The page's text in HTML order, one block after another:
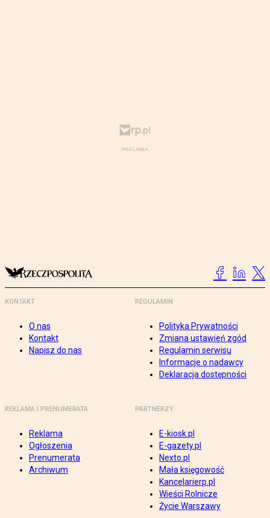
KONTAKT
O nas
Kontakt
Napisz do nas
REGULAMIN
Polityka Prywatności
Zmiana ustawień zgód
Regulamin serwisu
Informacje o nadawcy
Deklaracja dostępności
REKLAMA I PRENUMERATA
Reklama
Ogłoszenia
Prenumerata
Archiwum
PARTNERZY
E-kiosk.pl
E-gazety.pl
Nexto.pl
Mała księgowość
Kancelarierp.pl
Wieści Rolnicze
Życie Warszawy